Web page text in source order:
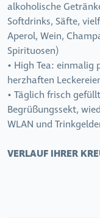
alkoholische
Softdrinks, Säfte,
Aperol, Wein,
Spirituosen)
• High Tea: einmalig
herzhaften
• Täglich frisch
Begrüßungssekt,
WLAN und
VERLAUF IHRER